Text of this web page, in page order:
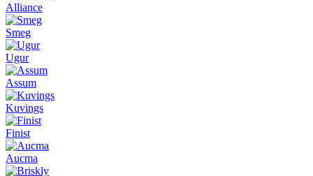
Alliance
Smeg
Ugur
Assum
Kuvings
Finist
Aucma